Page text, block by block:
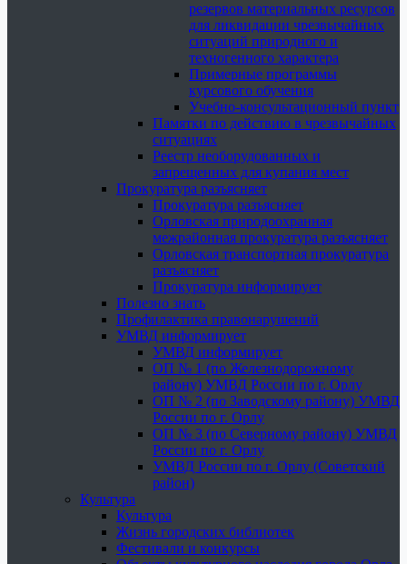
резервов материальных ресурсов
для ликвидации чрезвычайных
ситуаций природного и
техногенного характера
Примерные программы
курсового обучения
Учебно-консультационный пункт
Памятки по действию в чрезвычайных
ситуациях
Реестр необорудованных и
запрещенных для купания мест
Прокуратура разъясняет
Прокуратура разъясняет
Орловская природоохранная
межрайонная прокуратура разъясняет
Орловская транспортная прокуратура
разъясняет
Прокуратура информирует
Полезно знать
Профилактика правонарушений
УМВД информирует
УМВД информирует
ОП № 1 (по Железнодорожному
району) УМВД России по г. Орлу
ОП № 2 (по Заводскому району) УМВД
России по г. Орлу
ОП № 3 (по Северному району) УМВД
России по г. Орлу
УМВД России по г. Орлу (Советский
район)
Культура
Культура
Жизнь городских библиотек
Фестивали и конкурсы